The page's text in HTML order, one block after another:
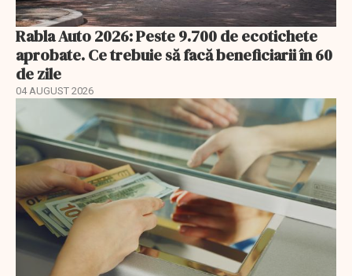
Rabla Auto 2026: Peste 9.700 de ecotichete
aprobate. Ce trebuie să facă beneficiarii în 60
de zile
04 AUGUST 2026